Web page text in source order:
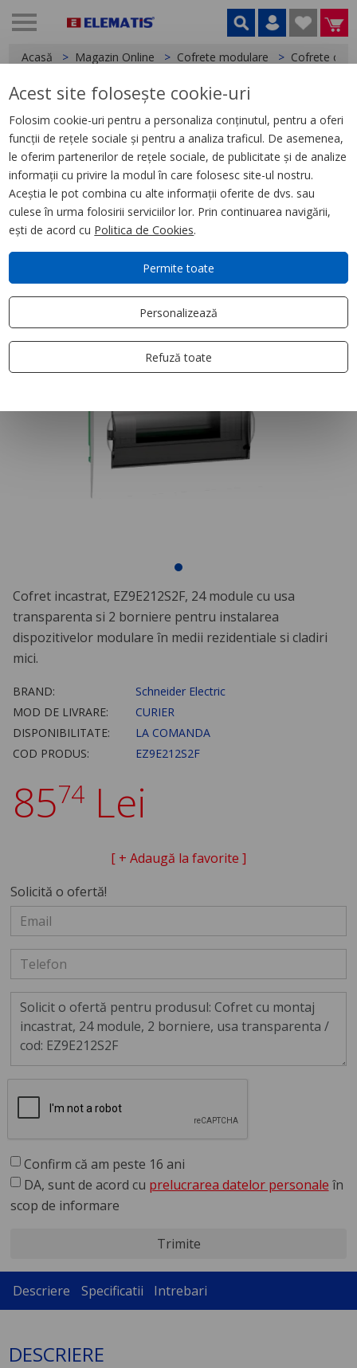
Acasă Magazin Online Cofrete modulare Cofrete cu
< Cofrete cu montaj incastrat
Cofret cu montaj incastrat, 24
module, 2 borniere, usa
transparenta
Cofret incastrat, EZ9E212S2F, 24 module cu usa
transparenta si 2 borniere pentru instalarea
dispozitivelor modulare în medii rezidentiale si cladiri
mici.
BRAND:
Schneider Electric
MOD DE LIVRARE:
CURIER
DISPONIBILITATE:
LA COMANDA
COD PRODUS:
EZ9E212S2F
8574 Lei
[ + Adaugă la favorite ]
Solicită o ofertă!
Confirm că am peste 16 ani
DA, sunt de acord cu prelucrarea datelor personale în
scop de informare
Trimite
Descriere Specificatii Intrebari
DESCRIERE
Acest site folosește cookie-uri
Folosim cookie-uri pentru a personaliza conținutul, pentru a oferi
funcții de rețele sociale și pentru a analiza traficul. De asemenea,
le oferim partenerilor de rețele sociale, de publicitate și de analize
informații cu privire la modul în care folosesc site-ul nostru.
Aceștia le pot combina cu alte informații oferite de dvs. sau
culese în urma folosirii serviciilor lor. Prin continuarea navigării,
ești de acord cu Politica de Cookies.
Permite toate
Personalizează
Refuză toate